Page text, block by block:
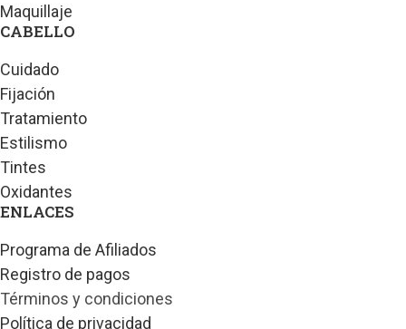
Maquillaje
CABELLO
Cuidado
Fijación
Tratamiento
Estilismo
Tintes
Oxidantes
ENLACES
Programa de Afiliados
Registro de pagos
Términos y condiciones
Política de privacidad